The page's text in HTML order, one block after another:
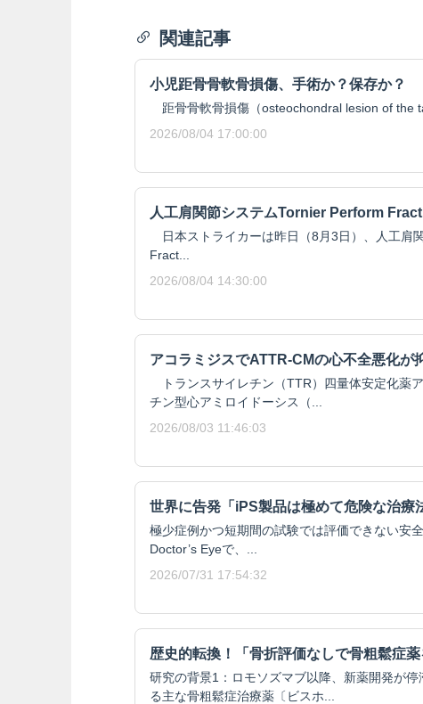
関連記事
小児距骨骨軟骨損傷、手術か？保存か？
距骨骨軟骨損傷（osteochondral lesion of the
2026/08/04 17:00:00
人工肩関節システムTornier Perform
日本ストライカーは昨日（8月3日）、人工肩
Fract...
2026/08/04 14:30:00
アコラミジスでATTR-CMの心不全悪化が
トランスサイレチン（TTR）四量体安定化薬
チン型心アミロイドーシス（...
2026/08/03 11:46:03
世界に告発「iPS製品は極めて危険な治療
極少症例かつ短期間の試験では評価できない
Doctor’s Eyeで、...
2026/07/31 17:54:32
歴史的転換！「骨折評価なしで骨粗鬆症薬
研究の背景1：ロモソズマブ以降、新薬開発が
る主な骨粗鬆症治療薬〔ビスホ...